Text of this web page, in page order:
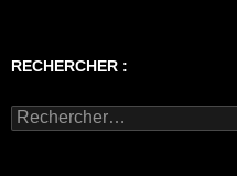
RECHERCHER :
Rechercher :